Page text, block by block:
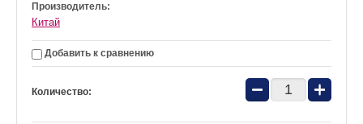
Производитель:
Китай
Добавить к сравнению
Количество: − +